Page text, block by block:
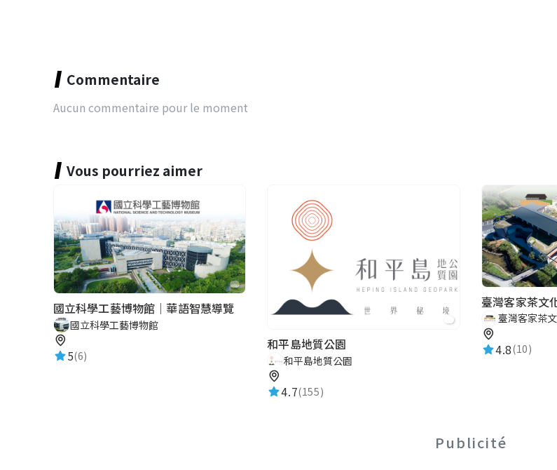
Commentaire
Aucun commentaire pour le moment
Vous pourriez aimer
國立科學工藝博物館｜華語智慧導覽
國立科學工藝博物館
5(6)
和平島地質公園
和平島地質公園
4.7(155)
臺灣客家茶文
臺灣客家茶
4.8(10)
Publicité